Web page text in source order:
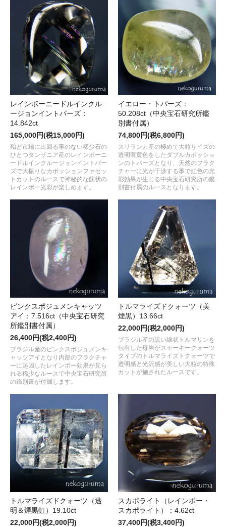
レインボーニードルインクル
ージョンイントパーズ：
14.842ct
165,000円(税15,000円)
殆ど市場に出回る事のない稀少石の
ひとつタンザニア産のレインボーニ
ードルインクルージョンイントパー
ズで大振りなカボッションファセッ
トカットのルースで神秘的な筋状の
レインボー光彩が楽しめます。
イエロー・トパーズ：
50.208ct（中央宝石研究所鑑
別書付属）
74,800円(税6,800円)
スリランカ産の極めて大粒サイズの
透明薄黄色をしたダブルカボッショ
ンのトパーズとなり、天然のフラク
チャーに光が干渉する事で虹色の光
彩効果が生じる中央宝石研究所の鑑
別書付属のルースとなります。
ピンクスポジュメンキャッツ
アイ：7.516ct（中央宝石研究
所鑑別書付属）
26,400円(税2,400円)
ブラジル産のピンクスポジュメンキ
ャッツアイとなり内部のフラクチャ
ーに起因したレインボー効果が見ら
れる稀少なルースで中央宝石研究所
の鑑別書が付属します。
トルマライズドクォーツ（美
煙黒）13.66ct
22,000円(税2,000円)
ブラジル産の黒い線状トルマリンを
包有した母岩がスモーキークォーツ
タイプのトルマライズトクォーツで
透明感と光沢感が美しい大粒の特殊
カットが施されたルースです。
トルマライズドクォーツ（透
明＆煙黒虹）19.10ct
22,000円(税2,000円)
スカポライト（レインボー・
スカポライト）：4.62ct
37,400円(税3,400円)